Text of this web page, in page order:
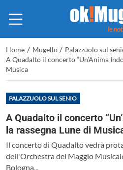
Home / Mugello / Palazzuolo sul
A Quadalto il concerto “Un’Anima
Musica
PALAZZUOLO SUL SENIO
A Quadalto il concerto
la rassegna Lune di
Il concerto di Quadalto vedrà
dell'Orchestra del Maggio
Bologna...